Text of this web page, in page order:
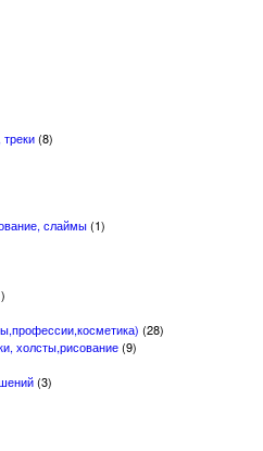
(8)
слаймы(1)
(28)
холсты,рисование(9)
(3)